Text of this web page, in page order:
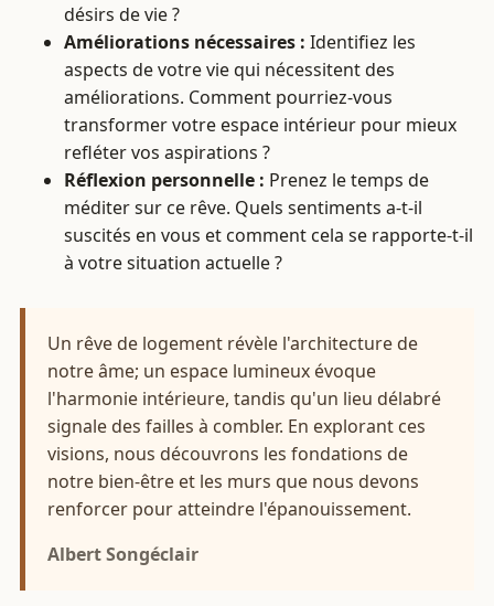
désirs de vie ?
Améliorations nécessaires : Identifiez les
aspects de votre vie qui nécessitent des
améliorations. Comment pourriez-vous
transformer votre espace intérieur pour mieux
refléter vos aspirations ?
Réflexion personnelle : Prenez le temps de
méditer sur ce rêve. Quels sentiments a-t-il
suscités en vous et comment cela se rapporte-t-il
à votre situation actuelle ?
Un rêve de logement révèle l'architecture de
notre âme; un espace lumineux évoque
l'harmonie intérieure, tandis qu'un lieu délabré
signale des failles à combler. En explorant ces
visions, nous découvrons les fondations de
notre bien-être et les murs que nous devons
renforcer pour atteindre l'épanouissement.
Albert Songéclair